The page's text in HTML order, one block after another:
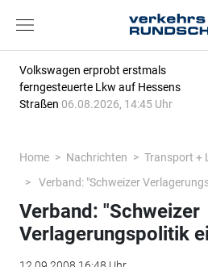
Volkswagen erprobt erstmals
ferngesteuerte Lkw auf Hessens
Straßen 06.08.2026, 14:45 Uhr
Home Nachrichten
Transport +
Verband: "Schweizer
Verband: "Schweizer
Verlagerungspolitik